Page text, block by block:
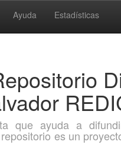
Ayuda Estadísticas
que ayuda a
es un